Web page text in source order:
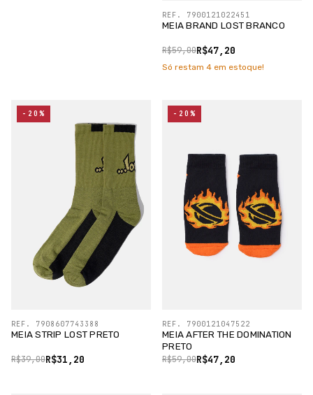
MEIA BRAND LOST BRANCO
R$47,20
R$59,00
REF. 7900121022451
Só restam 4 em estoque!
MEIA STRIP LOST PRETO
R$31,20
R$39,00
REF. 7908607743388
-20%
MEIA AFTER THE DOMINATION
PRETO
R$47,20
R$59,00
REF. 7900121047522
-20%